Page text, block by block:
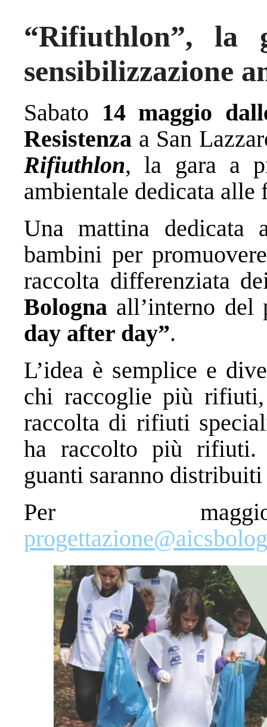
“Rifiuthlon”,
sensibilizzazione
Sabato 14 maggio
Resistenza a San
Rifiuthlon, la gara a
ambientale dedicata
Una mattina dedicata
bambini per
raccolta differenziata
Bologna all’interno
day after day”.
L’idea è semplice e
chi raccoglie più
raccolta di rifiuti
ha raccolto più rifiuti.
guanti saranno
Per